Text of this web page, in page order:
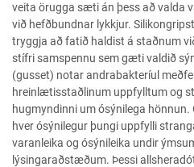
veita örugga sæti án þess að valda
við hefðbundnar lykkjur.
tryggja að fatið haldist á staðnum
stífri samspennu sem gæti valdið
(gusset) notar andrabakteríul
hreinlætisstaðlinum uppfylltum og
hugmyndinni um ósýnilega
hver ósýnilegur þungi uppfylli
varanleika og ósýnileika undir
lýsingaraðstæðum. Þessi